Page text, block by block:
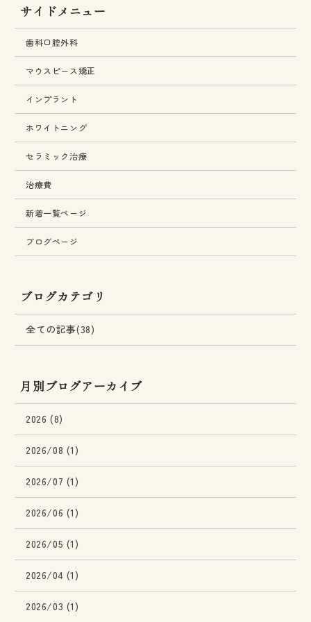
サイドメニュー
歯科口腔外科
マウスピース矯正
インプラント
ホワイトニング
セラミック治療
治療費
新着一覧ページ
ブログページ
ブログカテゴリ
全ての記事(38)
月別ブログアーカイブ
2026 (8)
2026/08 (1)
2026/07 (1)
2026/06 (1)
2026/05 (1)
2026/04 (1)
2026/03 (1)